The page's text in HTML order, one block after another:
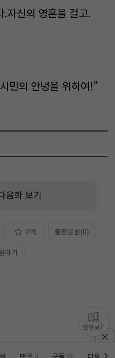
.자신의 영혼을 걸고.
민의 안녕을 위하여!"
음화 보기
구독 출판응원(0)
하기
댓글 0 구독 다음
한컷보기